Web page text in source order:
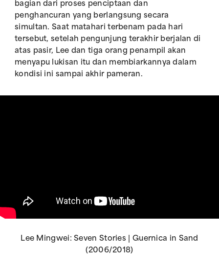
bagian dari proses penciptaan dan
penghancuran yang berlangsung secara
simultan. Saat matahari terbenam pada hari
tersebut, setelah pengunjung terakhir berjalan di
atas pasir, Lee dan tiga orang penampil akan
menyapu lukisan itu dan membiarkannya dalam
kondisi ini sampai akhir pameran.
Lee Mingwei: Seven Stories | Guernica in Sand
(2006/2018)